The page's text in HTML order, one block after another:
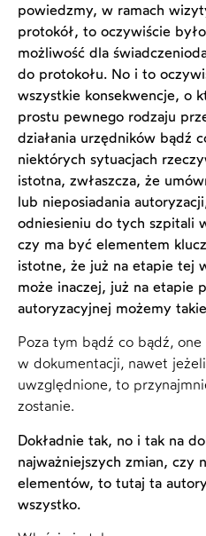
powiedzmy, w ramach
protokół, to oczywiście
możliwość dla
do protokołu. No i to
wszystkie konsekwencje, o
prostu pewnego rodzaju
działania urzędników bądź
niektórych sytuacjach
istotna, zwłaszcza, że
lub nieposiadania
odniesieniu do tych szpitali
czy ma być elementem
istotne, że już na etapie tej
może inaczej, już na etapie
autoryzacyjnej możemy
Poza tym bądź co bądź,
w dokumentacji, nawet
uwzględnione, to
zostanie.
Dokładnie tak, no i tak na
najważniejszych zmian, czy
elementów, to tutaj ta
wszystko.